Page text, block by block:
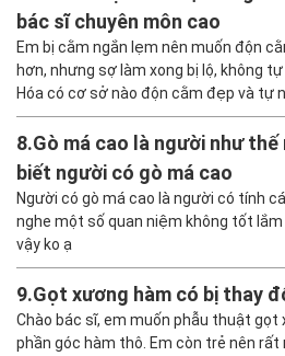
bác sĩ chuyên môn cao
Em bị cằm ngắn lẹm nên muốn độn
hơn, nhưng sợ làm xong bị lộ, không
Hóa có cơ sở nào độn cằm đẹp và tự
8.Gò má cao là người như
biết người có gò má cao
Người có gò má cao là người có tính
nghe một số quan niệm không tốt
vậy ko ạ
9.Gọt xương hàm có bị thay
Chào bác sĩ, em muốn phẫu thuật
phần góc hàm thô. Em còn trẻ nên